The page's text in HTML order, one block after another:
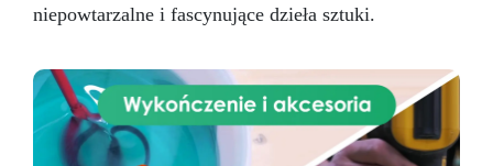
niepowtarzalne i fascynujące dzieła sztuki.